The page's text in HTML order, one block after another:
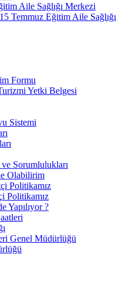
Aile Sağlığı Merkezi
Temmuz Eğitim Aile Sağlığı
Formu
Yetki Belgesi
Sistemi
Sorumlulukları
Olabilirim
Politikamız
Politikamız
Yapılıyor ?
Genel Müdürlüğü